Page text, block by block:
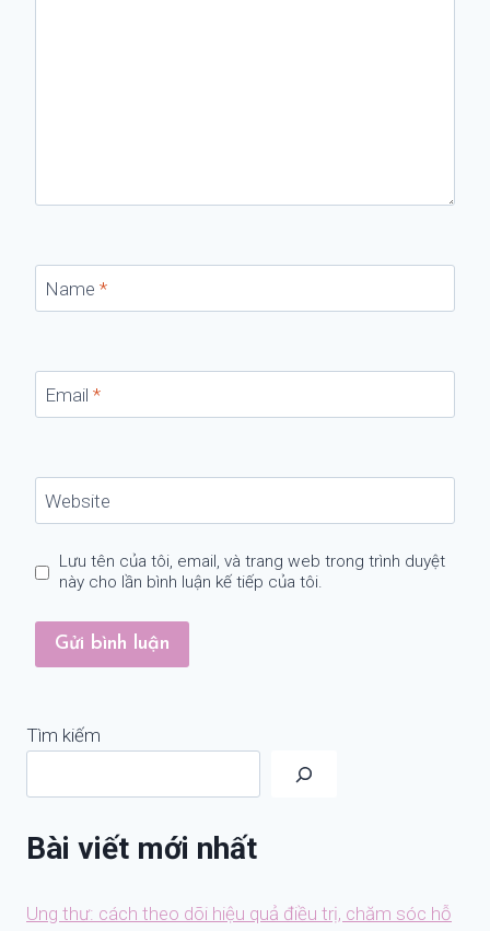
Name *
Email *
Website
Lưu tên của tôi, email, và trang web trong trình duyệt
này cho lần bình luận kế tiếp của tôi.
Tìm kiếm
Bài viết mới nhất
Ung thư: cách theo dõi hiệu quả điều trị, chăm sóc hỗ